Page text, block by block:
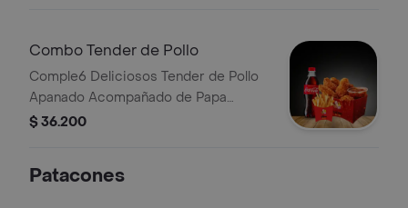
Combo Tender de Pollo
Comple6 Deliciosos Tender de Pollo
Apanado Acompañado de Papa
Francesa Bebida
$ 36.200
Patacones